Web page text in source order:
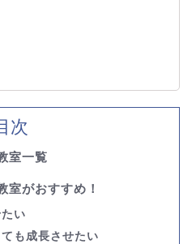
次
室一覧
室がおすすめ！
い
も成長させたい